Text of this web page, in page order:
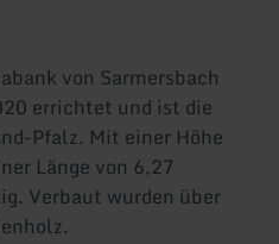
von Sarmersbach
errichtet und ist die
Pfalz. Mit einer Höhe
Länge von 6,27
Verbaut wurden über